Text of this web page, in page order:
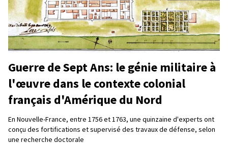
Guerre de Sept Ans: le génie militaire à
l'œuvre dans le contexte colonial
français d'Amérique du Nord
En Nouvelle-France, entre 1756 et 1763, une quinzaine d'experts ont
conçu des fortifications et supervisé des travaux de défense, selon
une recherche doctorale